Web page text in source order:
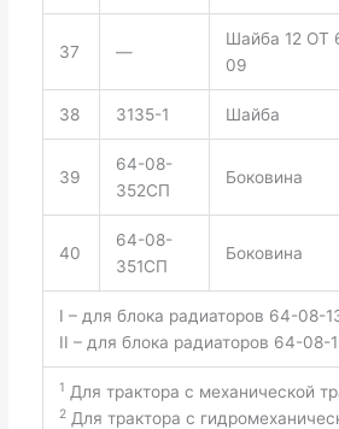
37 —
Шайба 12 ОТ
09
38 3135-1 Шайба
39
64-08-
352СП
Боковина
40
64-08-
351СП
Боковина
I – для блока радиаторов 64-08-
II – для блока радиаторов 64-
1 Для трактора с механической
2 Для трактора с